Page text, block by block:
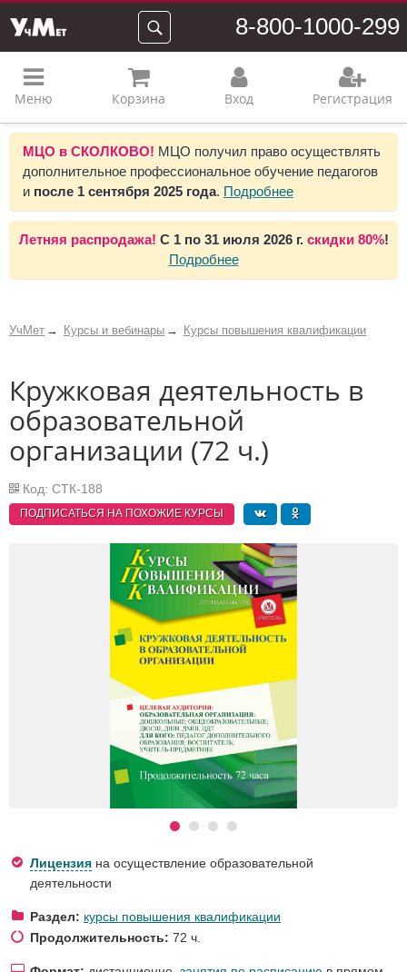
8-800-1000-299
Меню Корзина Вход Регистрация
МЦО в СКОЛКОВО! МЦО получил право осуществлять
дополнительное профессиональное обучение педагогов
и после 1 сентября 2025 года. Подробнее
Летняя распродажа! С 1 по 31 июля 2026 г. скидки 80%!
Подробнее
УчМет Курсы и вебинары Курсы повышения квалификации
Кружковая деятельность в
образовательной
организации (72 ч.)
Код: СТК-188
ПОДПИСАТЬСЯ НА ПОХОЖИЕКУРСЫ
Лицензия на осуществление образовательной
деятельности
Раздел: курсы повышения квалификации
Продолжительность: 72 ч.